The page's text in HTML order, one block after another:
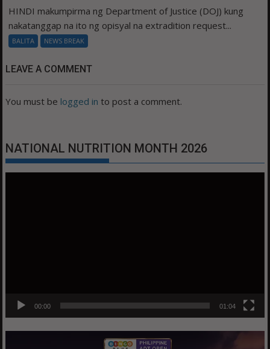
HINDI makumpirma ng Department of Justice (DOJ) kung
nakatanggap na ito ng opisyal na extradition request...
BALITA NEWS BREAK
LEAVE A COMMENT
You must be logged in to post a comment.
NATIONAL NUTRITION MONTH 2026
00:00 01:04